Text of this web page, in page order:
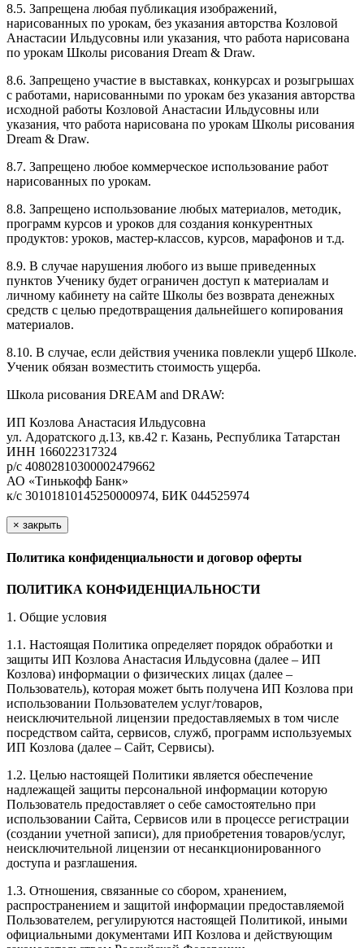
8.5. Запрещена любая публикация изображений,
нарисованных по урокам, без указания авторства Козловой
Анастасии Ильдусовны или указания, что работа нарисована
по урокам Школы рисования Dream & Draw.
8.6. Запрещено участие в выставках, конкурсах и розыгрышах
с работами, нарисованными по урокам без указания авторства
исходной работы Козловой Анастасии Ильдусовны или
указания, что работа нарисована по урокам Школы рисования
Dream & Draw.
8.7. Запрещено любое коммерческое использование работ
нарисованных по урокам.
8.8. Запрещено использование любых материалов, методик,
программ курсов и уроков для создания конкурентных
продуктов: уроков, мастер-классов, курсов, марафонов и т.д.
8.9. В случае нарушения любого из выше приведенных
пунктов Ученику будет ограничен доступ к материалам и
личному кабинету на сайте Школы без возврата денежных
средств с целью предотвращения дальнейшего копирования
материалов.
8.10. В случае, если действия ученика повлекли ущерб Школе.
Ученик обязан возместить стоимость ущерба.
Школа рисования DREAM and DRAW:
ИП Козлова Анастасия Ильдусовна
ул. Адоратского д.13, кв.42 г. Казань, Республика Татарстан
ИНН 166022317324
р/с 40802810300002479662
АО «Тинькофф Банк»
к/с 30101810145250000974, БИК 044525974
× закрыть
Политика конфиденциальности и договор оферты
ПОЛИТИКА КОНФИДЕНЦИАЛЬНОСТИ
1. Общие условия
1.1. Настоящая Политика определяет порядок обработки и
защиты ИП Козлова Анастасия Ильдусовна (далее – ИП
Козлова) информации о физических лицах (далее –
Пользователь), которая может быть получена ИП Козлова при
использовании Пользователем услуг/товаров,
неисключительной лицензии предоставляемых в том числе
посредством сайта, сервисов, служб, программ используемых
ИП Козлова (далее – Сайт, Сервисы).
1.2. Целью настоящей Политики является обеспечение
надлежащей защиты персональной информации которую
Пользователь предоставляет о себе самостоятельно при
использовании Сайта, Сервисов или в процессе регистрации
(создании учетной записи), для приобретения товаров/услуг,
неисключительной лицензии от несанкционированного
доступа и разглашения.
1.3. Отношения, связанные со сбором, хранением,
распространением и защитой информации предоставляемой
Пользователем, регулируются настоящей Политикой, иными
официальными документами ИП Козловa и действующим